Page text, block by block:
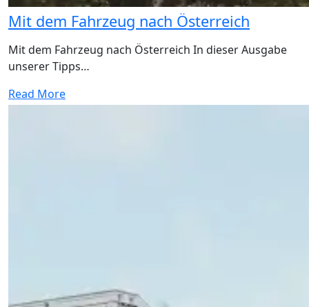
Mit dem Fahrzeug nach Österreich
Mit dem Fahrzeug nach Österreich In dieser Ausgabe
unserer Tipps…
Read More